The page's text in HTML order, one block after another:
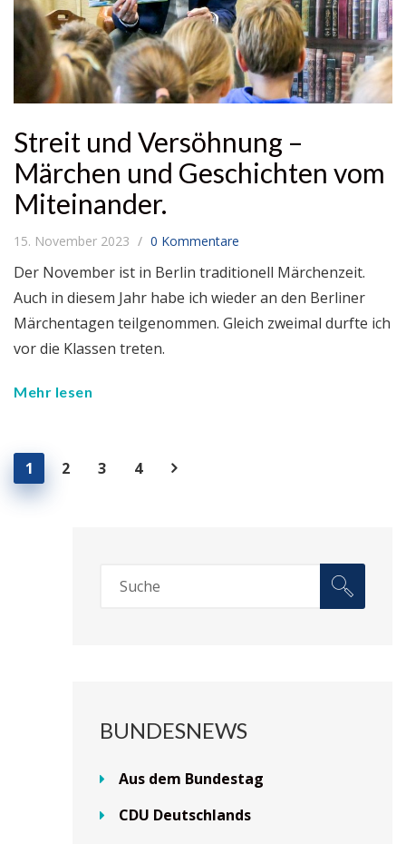
Streit und Versöhnung –
Märchen und Geschichten vom
Miteinander.
15. November 2023 0 Kommentare
Der November ist in Berlin traditionell Märchenzeit.
Auch in diesem Jahr habe ich wieder an den Berliner
Märchentagen teilgenommen. Gleich zweimal durfte ich
vor die Klassen treten.
Mehr lesen
1 2 3 4
BUNDESNEWS
Aus dem Bundestag
CDU Deutschlands